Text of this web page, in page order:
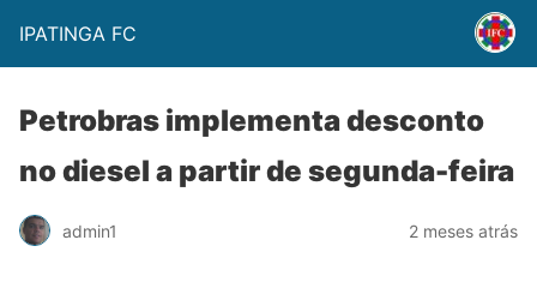
IPATINGA FC
Petrobras implementa desconto
no diesel a partir de segunda-feira
admin1 2 meses atrás